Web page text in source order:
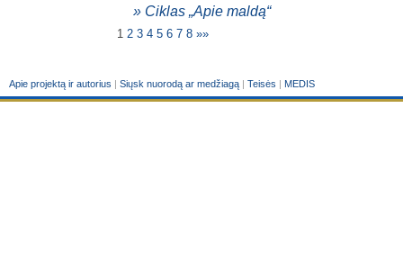
» Ciklas „Apie maldą“
1 2 3 4 5 6 7 8 »»
Apie projektą ir autorius | Siųsk nuorodą ar medžiagą | Teisės | MEDIS